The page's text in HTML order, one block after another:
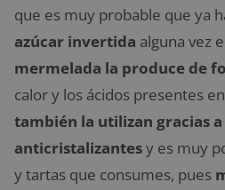
que es muy probable que ya
azúcar invertida alguna vez
mermelada la produce de
calor y los ácidos presentes
también la utilizan gracias
anticristalizantesy es muy
y tartas que consumes, pues